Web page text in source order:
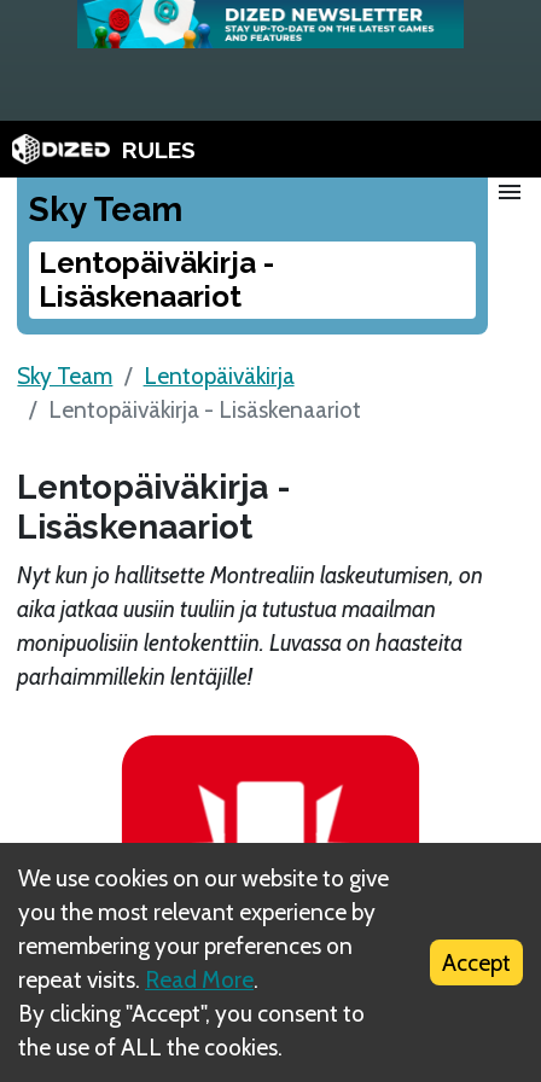
RULES
Sky Team
Lentopäiväkirja -
Lisäskenaariot
menu
Sky Team
Lentopäiväkirja
Lentopäiväkirja - Lisäskenaariot
Lentopäiväkirja -
Lisäskenaariot
Nyt kun jo hallitsette Montrealiin laskeutumisen, on
aika jatkaa uusiin tuuliin ja tutustua maailman
monipuolisiin lentokenttiin. Luvassa on haasteita
parhaimmillekin lentäjille!
VAROITUS! ÄLKÄÄ AVATKO TÄTÄ VIHKOA ENNEN
We use cookies on our website to give
you the most relevant experience by
remembering your preferences on
repeat visits. Read More.
By clicking "Accept", you consent to
the use of ALL the cookies.
Accept